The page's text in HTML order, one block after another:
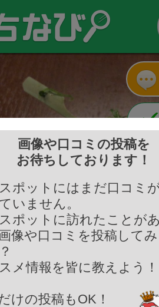
料理
火焼鶏 燗鶏道-
画像や口コミの投稿を
お待ちしております！
ポットにはまだ口コミ
いません。
ポットに訪れたことが
像や口コミを投稿して
メ情報を皆に教えよう
けの投稿もOK！